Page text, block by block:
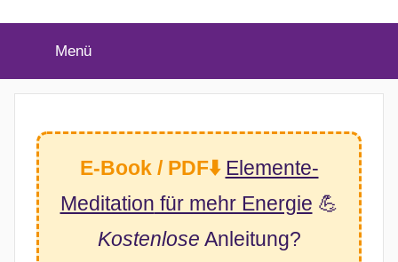
Menü
E-Book / PDF⬇️ Elemente-
Meditation für mehr Energie 💪
Kostenlose Anleitung?